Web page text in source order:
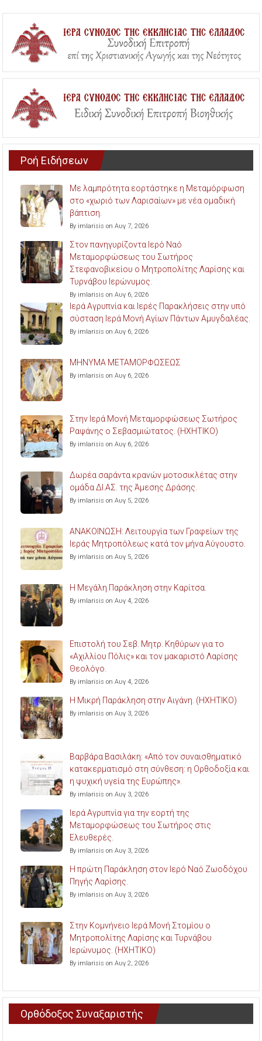
Ροή Ειδήσεων
Με λαμπρότητα εορτάστηκε η Μεταμόρφωση
στο «χωριό των Λαρισαίων» με νέα ομαδική
βάπτιση.
By imlarisis on Αυγ 7, 2026
Στον πανηγυρίζοντα Ιερό Ναό
Μεταμορφώσεως του Σωτήρος
Στεφανοβικείου ο Μητροπολίτης Λαρίσης και
Τυρνάβου Ιερώνυμος.
By imlarisis on Αυγ 6, 2026
Ιερά Αγρυπνία και Ιερές Παρακλήσεις στην υπό
σύσταση Ιερά Μονή Αγίων Πάντων Αμυγδαλέας.
By imlarisis on Αυγ 6, 2026
ΜΗΝΥΜΑ ΜΕΤΑΜΟΡΦΩΣΕΩΣ
By imlarisis on Αυγ 6, 2026
Στην Ιερά Μονή Μεταμορφώσεως Σωτήρος
Ραψάνης ο Σεβασμιώτατος. (ΗΧΗΤΙΚΟ)
By imlarisis on Αυγ 6, 2026
Δωρέα σαράντα κρανών μοτοσικλέτας στην
ομάδα ΔΙ.ΑΣ. της Άμεσης Δράσης.
By imlarisis on Αυγ 5, 2026
ΑΝΑΚΟΙΝΩΣΗ: Λειτουργία των Γραφείων της
Ιεράς Μητροπόλεως κατά τον μήνα Αύγουστο.
By imlarisis on Αυγ 5, 2026
Η Μεγάλη Παράκληση στην Καρίτσα.
By imlarisis on Αυγ 4, 2026
Επιστολή του Σεβ. Μητρ. Κηθύρων για το
«Αχιλλίου Πόλις» και τον μακαριστό Λαρίσης
Θεολόγο.
By imlarisis on Αυγ 4, 2026
Η Μικρή Παράκληση στην Αιγάνη. (ΗΧΗΤΙΚΟ)
By imlarisis on Αυγ 3, 2026
Βαρβάρα Βασιλάκη: «Από τον συναισθηματικό
κατακερματισμό στη σύνθεση: η Ορθοδοξία και
η ψυχική υγεία της Ευρώπης».
By imlarisis on Αυγ 3, 2026
Ιερά Αγρυπνία για την εορτή της
Μεταμορφώσεως του Σωτήρος στις
Ελευθερές.
By imlarisis on Αυγ 3, 2026
Η πρώτη Παράκληση στον Ιερό Ναό Ζωοδόχου
Πηγής Λαρίσης.
By imlarisis on Αυγ 3, 2026
Στην Κομνήνειο Ιερά Μονή Στομίου ο
Μητροπολίτης Λαρίσης και Τυρνάβου
Ιερώνυμος. (ΗΧΗΤΙΚΟ)
By imlarisis on Αυγ 2, 2026
Ορθόδοξος Συναξαριστής